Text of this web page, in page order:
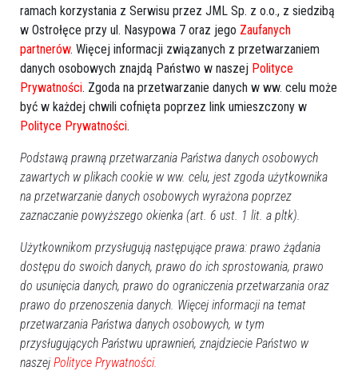
budowlanym. Do tego czasu, projekt pochłonął ok. 200 mln zł-
dodano.
Pomimo tego spółka nadal poszukiwała zewnętrznego
inwestora, który zagwarantowałby przedsięwzięciu
wymaganą opłacalność i umożliwił jego odwieszenie.
2013 roku przekazał ówczesny minister Skarbu Państwa,
Mikołaj Budzanowski. Zgodnie z jego odpowiedzią,
elektrownia miała być odwieszona przy spełnieniu
wspominanego warunku i ukończona do 2019 roku.
Gdyby do tego doszło, w Polsce północno-wschodniej
już od kilku lat pracowałoby duże, stabilne źródło
konwencjonalne pozwalające na bilansowanie stale
rosnącego udziału odnawialnych źródeł energii
w Krajowym Systemie Elektroenergetycznym. Miałoby to
miejsce jeszcze przed wprowadzeniem Europejskiego
ramach korzystania z Serwisu przez JML Sp. z o.o., z siedzibą
w Ostrołęce przy ul. Nasypowa 7 oraz jego Zaufanych
partnerów. Więcej informacji związanych z przetwarzaniem
danych osobowych znajdą Państwo w naszej Polityce
Prywatności. Zgoda na przetwarzanie danych w ww. celu może
być w każdej chwili cofnięta poprzez link umieszczony w
Polityce Prywatności.
Podstawą prawną przetwarzania Państwa danych osobowych
zawartych w plikach cookie w ww. celu, jest zgoda użytkownika
na przetwarzanie danych osobowych wyrażona poprzez
zaznaczanie powyższego okienka (art. 6 ust. 1 lit. a pltk).
Użytkownikom przysługują następujące prawa: prawo żądania
dostępu do swoich danych, prawo do ich sprostowania, prawo
do usunięcia danych, prawo do ograniczenia przetwarzania oraz
prawo do przenoszenia danych. Więcej informacji na temat
przetwarzania Państwa danych osobowych, w tym
przysługujących Państwu uprawnień, znajdziecie Państwo w
naszej Polityce Prywatności.